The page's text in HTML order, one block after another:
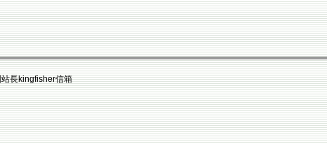
kingfisher信箱